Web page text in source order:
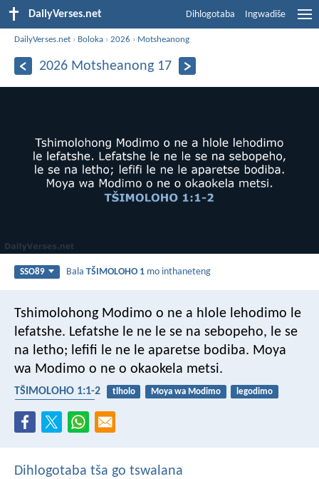
DailyVerses.net Dihlogotaba Ingwadiše
DailyVerses.net › Boloka ›2026 › Motsheanong
2026 Motsheanong 17
SSO89 BalaTŠIMOLOHO 1 mo inthaneteng
Tshimolohong Modimo o ne a hlole lehodimo le
lefatshe. Lefatshe le ne le se na sebopeho, le se
na letho; lefifi le ne le aparetse bodiba. Moya
wa Modimo o ne o okaokela metsi.
TŠIMOLOHO 1:1-2 tlholo Moya wa Modimo
legodimo
Dihlogotaba tša go tswalana